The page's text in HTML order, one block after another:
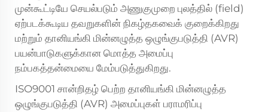
முன்கூட்டியே செயல்படும் அணுகுமுறை புலத்தில் (field)
ஏற்படக்கூடிய தவறுகளின் நிகழ்தகவைக் குறைக்கிறது
மற்றும் தானியங்கி மின்னழுத்த ஒழுங்குபடுத்தி (AVR)
பயன்பாடுகளுக்கான மொத்த அமைப்பு
நம்பகத்தன்மையை மேம்படுத்துகிறது.
ISO9001 சான்றிதழ் பெற்ற தானியங்கி மின்னழுத்த
ஒழுங்குபடுத்தி (AVR) அமைப்புகள் பராமரிப்பு